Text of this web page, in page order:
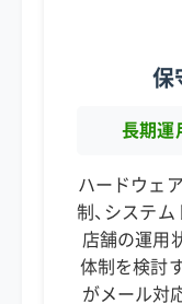
保
長期運
ハードウェ
制、システム
店舗の運用
体制を検討
がメール対